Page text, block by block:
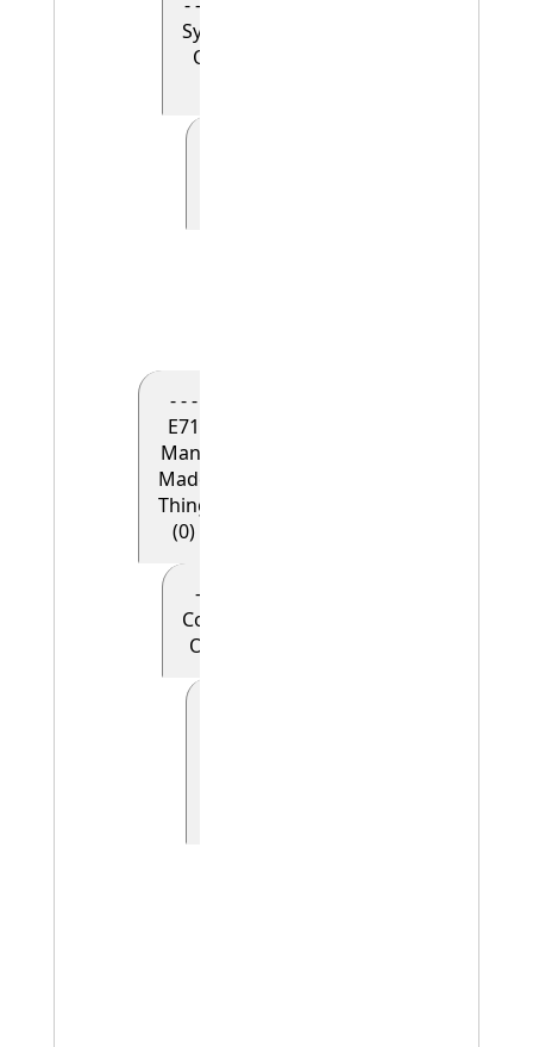
Symbolic
Object
- - -
E71
Man-
Made
Thing
(0)
- - - - E28
Conceptual
Object (0)